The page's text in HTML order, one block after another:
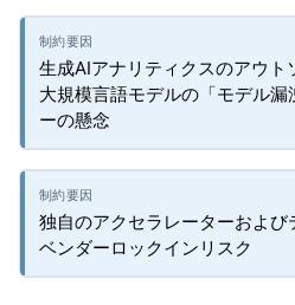
生成AIアナリティクスのアウト
大規模言語モデルの「モデル漏
ーの懸念
独自のアクセラレーターおよび
ベンダーロックインリスク